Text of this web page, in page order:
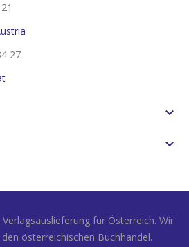
27
keyboard_arrow_down
keyboard_arrow_down
Verlagsauslieferung für Österreich. Wir
österreichischen Buchhandel.